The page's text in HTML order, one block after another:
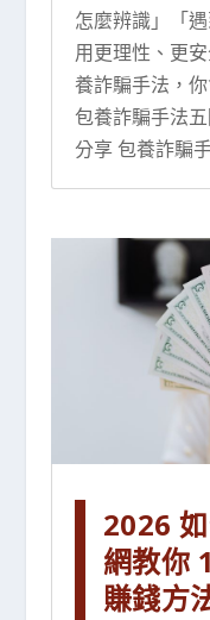
怎麼辨識」「
用更理性、更
養詐騙手法，
包養詐騙手法
分享 包養詐騙
2026
網教你
賺錢方